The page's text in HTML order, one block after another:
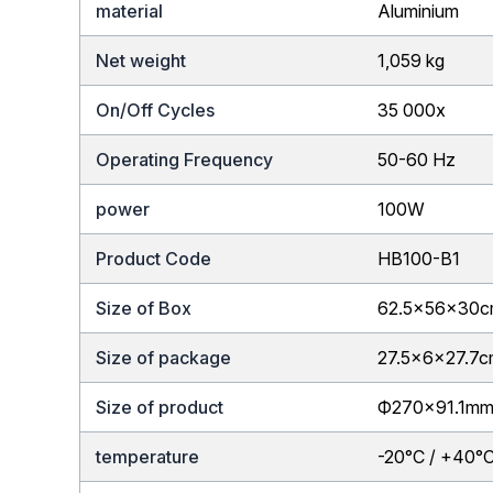
material Aluminium
Net weight 1,059 kg
On/Off Cycles 35 000x
Operating Frequency 50-60 Hz
power 100W
Product Code HB100-B1
Size of Box
Size of package
Size of product Ф270×91.1mm
temperature -20°C /